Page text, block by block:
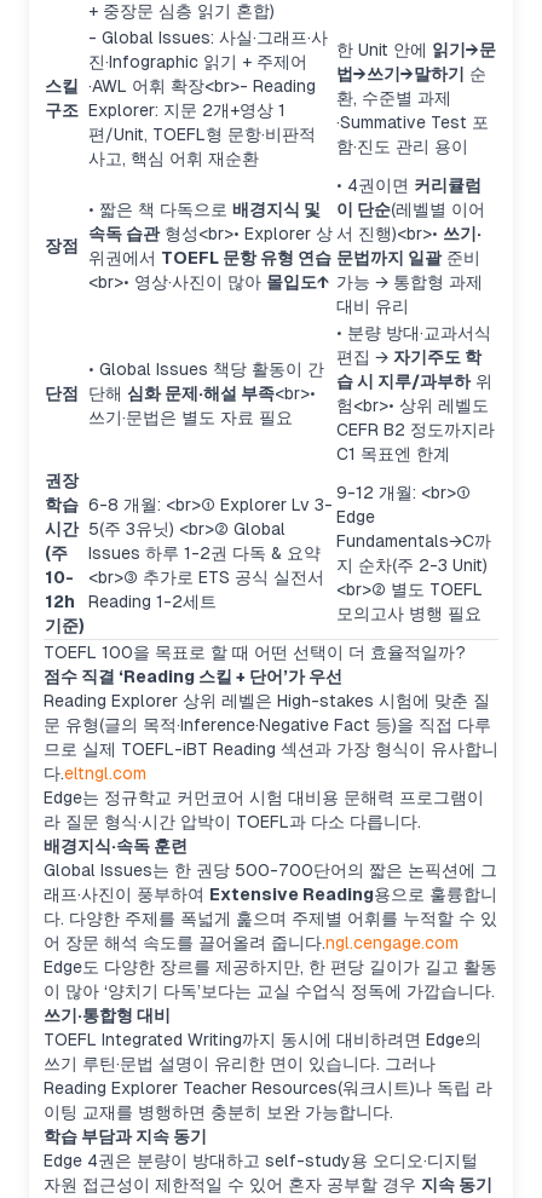
+ 중장문 심층 읽기 혼합)
스킬
구조
- Global Issues: 사실·그래프·사
진·Infographic 읽기 + 주제어
·AWL 어휘 확장<br>- Reading
Explorer: 지문 2개+영상 1
편/Unit, TOEFL형 문항·비판적
사고, 핵심 어휘 재순환
한 Unit 안에 읽기→문
법→쓰기→말하기
순
환, 수준별 과제
·Summative Test 포
함·진도 관리 용이
장점
• 짧은 책 다독으로 배경지식 및
속독 습관형성<br>• Explorer 상
위권에서 TOEFL 문항 유형 연습
<br>• 영상·사진이 많아 몰입도↑
• 4권이면 커리큘럼
이 단순(레벨별 이어
서 진행)<br>• 쓰기·
문법까지 일괄준비
가능 → 통합형 과제
대비 유리
단점
• Global Issues 책당 활동이 간
단해 심화 문제·해설 부족<br>•
쓰기·문법은 별도 자료 필요
• 분량 방대·교과서식
편집 → 자기주도 학
습 시 지루/과부하위
험<br>• 상위 레벨도
CEFR B2 정도까지라
C1 목표엔 한계
권장
학습
시간
(주
10-
12h
기준)
6-8 개월: <br>① Explorer Lv 3-
5(주 3유닛) <br>② Global
Issues 하루 1-2권 다독 & 요약
<br>③ 추가로 ETS 공식 실전서
Reading 1-2세트
9-12 개월: <br>①
Edge
Fundamentals→C까
지 순차(주 2-3 Unit)
<br>② 별도 TOEFL
모의고사 병행 필요
TOEFL 100을 목표로 할 때 어떤 선택이 더 효율적일까?
점수 직결 ‘Reading 스킬 + 단어’가 우선
Reading Explorer 상위 레벨은 High-stakes 시험에 맞춘 질
문 유형(글의 목적·Inference·Negative Fact 등)을 직접 다루
므로 실제 TOEFL-iBT Reading 섹션과 가장 형식이 유사합니
다.eltngl.com
Edge는 정규학교 커먼코어 시험 대비용 문해력 프로그램이
라 질문 형식·시간 압박이 TOEFL과 다소 다릅니다.
배경지식·속독 훈련
Global Issues는 한 권당 500-700단어의 짧은 논픽션에 그
래프·사진이 풍부하여 Extensive Reading용으로 훌륭합니
다. 다양한 주제를 폭넓게 훑으며 주제별 어휘를 누적할 수 있
어 장문 해석 속도를 끌어올려 줍니다.ngl.cengage.com
Edge도 다양한 장르를 제공하지만, 한 편당 길이가 길고 활동
이 많아 ‘양치기 다독’보다는 교실 수업식 정독에 가깝습니다.
쓰기·통합형 대비
TOEFL Integrated Writing까지 동시에 대비하려면 Edge의
쓰기 루틴·문법 설명이 유리한 면이 있습니다. 그러나
Reading Explorer Teacher Resources(워크시트)나 독립 라
이팅 교재를 병행하면 충분히 보완 가능합니다.
학습 부담과 지속 동기
Edge 4권은 분량이 방대하고 self-study용 오디오·디지털
자원 접근성이 제한적일 수 있어 혼자 공부할 경우 지속 동기